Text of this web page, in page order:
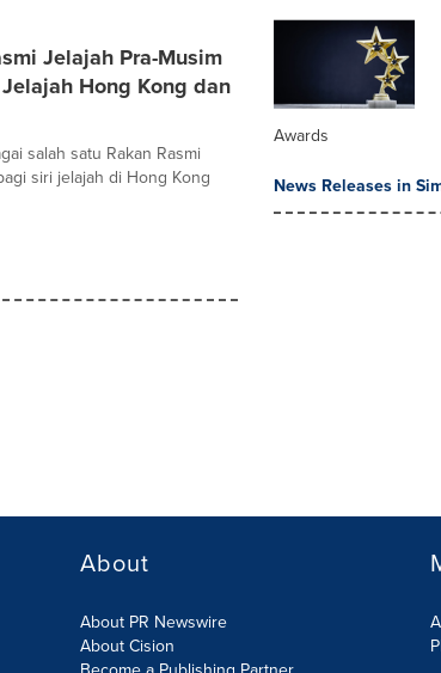
Jelajah Pra-Musim
Hong Kong dan
salah satu Rakan Rasmi
siri jelajah di Hong Kong
Awards
News Releases in
About
About PR Newswire
About Cision